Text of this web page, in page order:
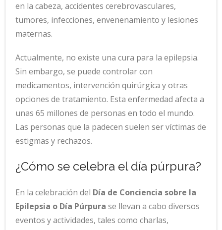
en la cabeza, accidentes cerebrovasculares,
tumores, infecciones, envenenamiento y lesiones
maternas.
Actualmente, no existe una cura para la epilepsia.
Sin embargo, se puede controlar con
medicamentos, intervención quirúrgica y otras
opciones de tratamiento. Esta enfermedad afecta a
unas 65 millones de personas en todo el mundo.
Las personas que la padecen suelen ser víctimas de
estigmas y rechazos.
¿Cómo se celebra el día púrpura?
En la celebración del Día de Conciencia sobre la
Epilepsia o Día Púrpura se llevan a cabo diversos
eventos y actividades, tales como charlas,